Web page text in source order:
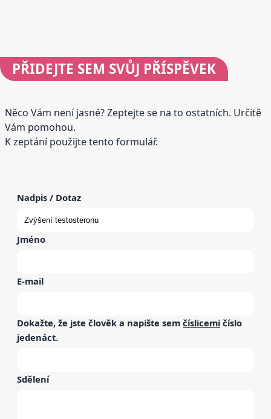
PŘIDEJTE SEM SVŮJ PŘÍSPĚVEK
Něco Vám není jasné? Zeptejte se na to ostatních. Určitě
Vám pomohou.
K zeptání použijte tento formulář.
Nadpis / Dotaz
Jméno
E-mail
Dokažte, že jste člověk a napište sem číslicemi číslo
jedenáct.
Sdělení